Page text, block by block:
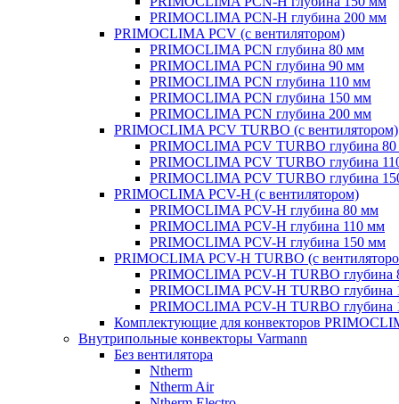
PRIMOCLIMA PCN-H глубина 200 мм
PRIMOCLIMA PCV (c вентилятором)
PRIMOCLIMA PCN глубина 80 мм
PRIMOCLIMA PCN глубина 90 мм
PRIMOCLIMA PCN глубина 110 мм
PRIMOCLIMA PCN глубина 150 мм
PRIMOCLIMA PCN глубина 200 мм
PRIMOCLIMA PCV TURBO (c вентилятором)
PRIMOCLIMA PCV TURBO глубина
PRIMOCLIMA PCV TURBO глубина
PRIMOCLIMA PCV TURBO глубина
PRIMOCLIMA PCV-H (c вентилятором)
PRIMOCLIMA PCV-H глубина 80 мм
PRIMOCLIMA PCV-H глубина 110 мм
PRIMOCLIMA PCV-H глубина 150 мм
PRIMOCLIMA PCV-H TURBO (c
PRIMOCLIMA PCV-H TURBO глубина
PRIMOCLIMA PCV-H TURBO глубина
PRIMOCLIMA PCV-H TURBO глубина
Комплектующие для конвекторов
Внутрипольные конвекторы Varmann
Без вентилятора
Ntherm
Ntherm Air